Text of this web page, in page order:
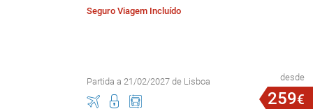
Seguro Viagem Incluído
Partida a 21/02/2027 de Lisboa desde
259€